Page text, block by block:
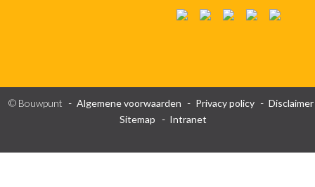
© Bouwpunt Algemene voorwaarden Privacy policy
Disclaimer
Sitemap
Intranet